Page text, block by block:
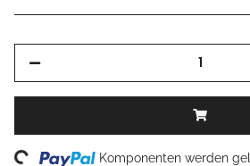
Komponenten werden